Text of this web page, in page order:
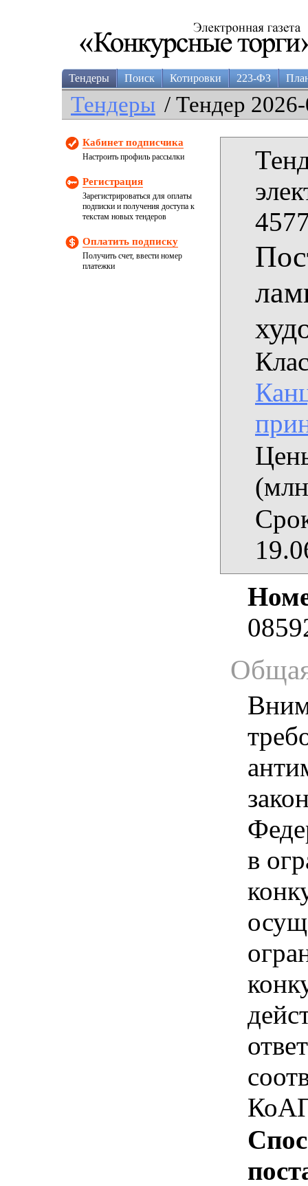
Тендеры Поиск Котировки 223-ФЗ
Тендеры / Тендер
Кабинет подписчика
Настроить профиль рассылки
Регистрация
Зарегистрироваться для оплаты
подписки и получения доступа к
текстам новых тендеров
Оплатить подписку
Получить счет, ввести номер
платежки
в